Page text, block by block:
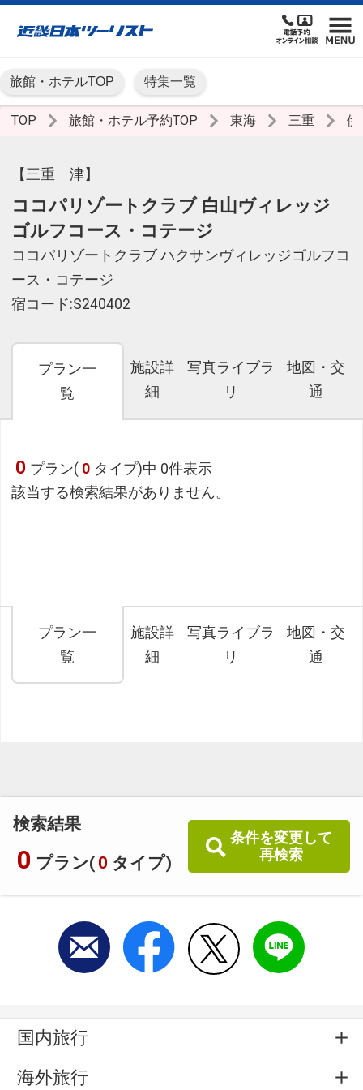
旅館・ホテルTOP 特集一覧
TOP 旅館・ホテル予約TOP 東海 三重 伊
【三重 津】
ココパリゾートクラブ 白山ヴィレッジ
ゴルフコース・コテージ
ココパリゾートクラブ ハクサンヴィレッジゴルフコ
ース・コテージ
宿コード:S240402
プラン一
覧
施設詳
細
写真ライブラ
リ
地図・交
通
検索結果
0 プラン( 0 タイプ)
条件を変更して
再検索
0 プラン( 0 タイプ)中 0件表示
該当する検索結果がありません。
プラン一
覧
施設詳
細
写真ライブラ
リ
地図・交
通
フリーセレクションをご利用いただけない商品
JR回数券類、ギフト券、外国通貨、直接契約型宿泊プラン、土
国内旅行
海外旅行